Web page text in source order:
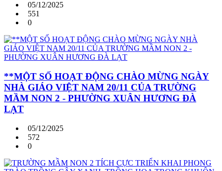
05/12/2025
551
0
**MỘT SỐ HOẠT ĐỘNG CHÀO MỪNG NGÀY
NHÀ GIÁO VIỆT NAM 20/11 CỦA TRƯỜNG
MẦM NON 2 - PHƯỜNG XUÂN HƯƠNG ĐÀ
LẠT
05/12/2025
572
0